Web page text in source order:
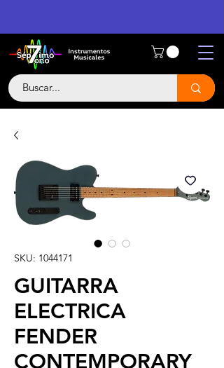
SKU: 1044171
GUITARRA
ELECTRICA
FENDER
CONTEMPORARY